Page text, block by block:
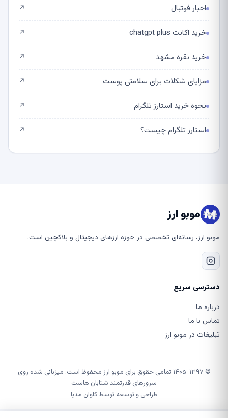
اخبار فوتبال ↗
خرید اکانت chatgpt plus ↗
خرید نقره مشهد ↗
مزایای شکلات برای سلامتی پوست ↗
نحوه خرید استارز تلگرام ↗
استارز تلگرام چیست؟ ↗
موبو ارز
موبو ارز، رسانه‌ای تخصصی در حوزه ارزهای دیجیتال و بلاکچین است.
دسترسی سریع
درباره ما
تماس با ما
تبلیغات در موبو ارز
© ۱۴۰۵-۱۳۹۷ تمامی حقوق برای موبو ارز محفوظ است. میزبانی شده روی
سرورهای قدرتمند شتابان هاست
طراحی و توسعه توسطکاوان مدیا